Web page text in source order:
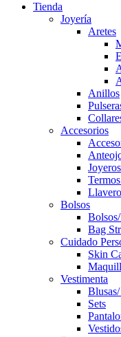
Tienda
Joyería
Aretes
Anillos
Accesorios
Joyeros
Bolsos
Bag
Cuidado
Skin
Vestimenta
Sets